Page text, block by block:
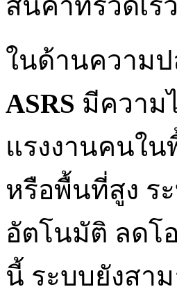
ในด้านความ
ASRS มีความ
แรงงานคนใ
หรือพื้นที่สูง ร
อัตโนมัติ ลดโ
นี้ ระบบยังสา